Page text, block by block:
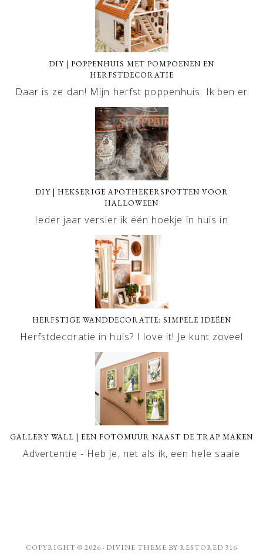
DIY | POPPENHUIS MET POMPOENEN EN
HERFSTDECORATIE
Daar is ze dan! Mijn herfst poppenhuis. Ik ben er
DIY | HEKSERIGE APOTHEKERSPOTTEN VOOR
HALLOWEEN
Ieder jaar versier ik één hoekje in huis in
HERFSTIGE WANDDECORATIE: SIMPELE IDEËEN
Herfstdecoratie in huis? I love it! Je kunt zoveel
GALLERY WALL | EEN FOTOMUUR NAAST DE TRAP MAKEN
Advertentie - Heb je, net als ik, een hele saaie
COPYRIGHT © 2026 · DIVINE THEME BY RESTORED 316